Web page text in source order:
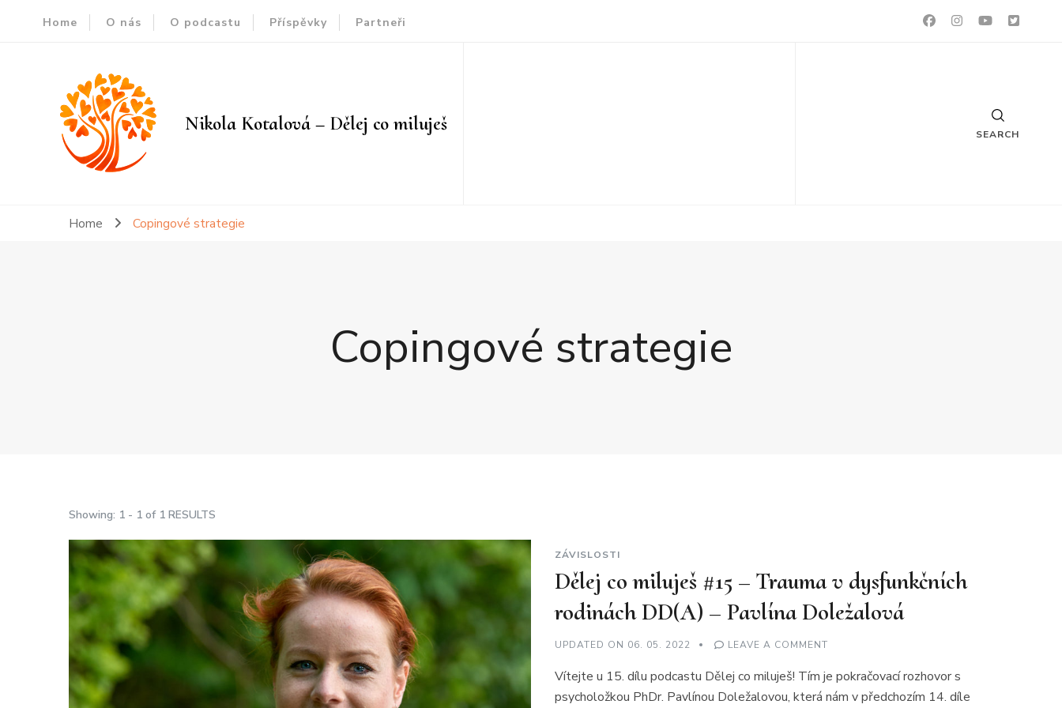
Home O nás O podcastu Příspěvky Partneři
Nikola Kotalová – Dělej co miluješ SEARCH
Home Copingové strategie
Copingové strategie
Showing: 1 - 1 of 1 RESULTS
ZÁVISLOSTI
Dělej co miluješ #15 – Trauma v dysfunkčních
rodinách DD(A) – Pavlína Doležalová
UPDATED ON 06. 05. 2022 LEAVE A COMMENT
MILUJEŠ
#15
–
Vítejte u 15. dílu podcastu Dělej co miluješ! Tím je pokračovací rozhovor s
psycholožkou PhDr. Pavlínou Doležalovou, která nám v předchozím 14. díle